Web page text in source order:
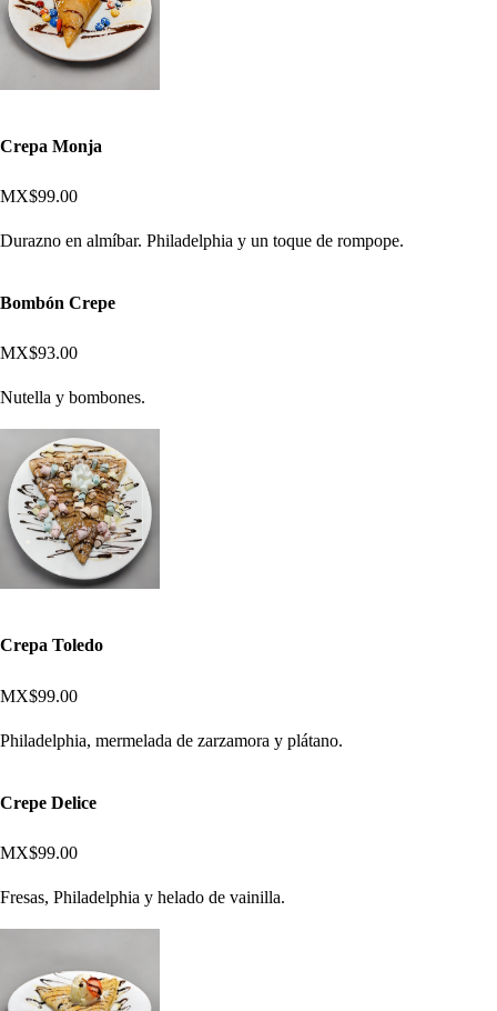
Crepa Monja
MX$99.00
Durazno en almíbar. Philadelphia y un toque de rompope.
Bombón Crepe
MX$93.00
Nutella y bombones.
Crepa Toledo
MX$99.00
Philadelphia, mermelada de zarzamora y plátano.
Crepe Delice
MX$99.00
Fresas, Philadelphia y helado de vainilla.